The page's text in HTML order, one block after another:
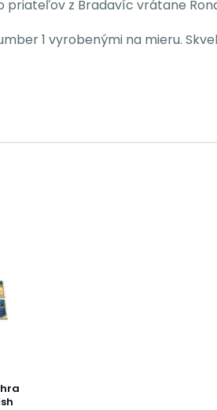
z Bradavíc vrátane
1 vyrobenými na mieru.